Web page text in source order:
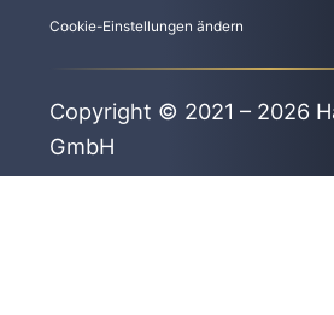
Cookie-Einstellungen ändern
Copyright © 2021 – 2026
GmbH